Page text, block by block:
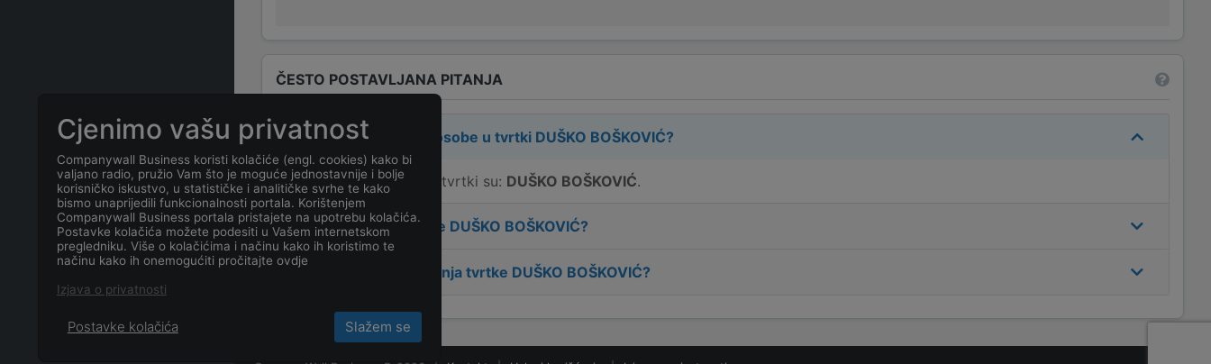
ČESTO POSTAVLJANA PITANJA
Tko su odgovorne osobe u tvrtki DUŠKO BOŠKOVIĆ?
Odgovorne osobe u tvrtki su: DUŠKO BOŠKOVIĆ.
Koja je adresa tvrtke DUŠKO BOŠKOVIĆ?
Koji je datum osnivanja tvrtke DUŠKO BOŠKOVIĆ?
Cjenimo vašu privatnost
Companywall Business koristi kolačiće (engl. cookies) kako bi
valjano radio, pružio Vam što je moguće jednostavnije i bolje
korisničko iskustvo, u statističke i analitičke svrhe te kako
bismo unaprijedili funkcionalnosti portala. Korištenjem
Companywall Business portala pristajete na upotrebu kolačića.
Postavke kolačića možete podesiti u Vašem internetskom
pregledniku. Više o kolačićima i načinu kako ih koristimo te
načinu kako ih onemogućiti pročitajte ovdje
Izjava o privatnosti
Postavke kolačića Slažem se